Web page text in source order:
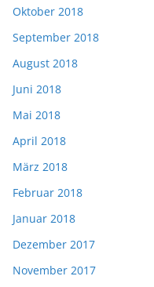
Oktober 2018
September 2018
August 2018
Juni 2018
Mai 2018
April 2018
März 2018
Februar 2018
Januar 2018
Dezember 2017
November 2017